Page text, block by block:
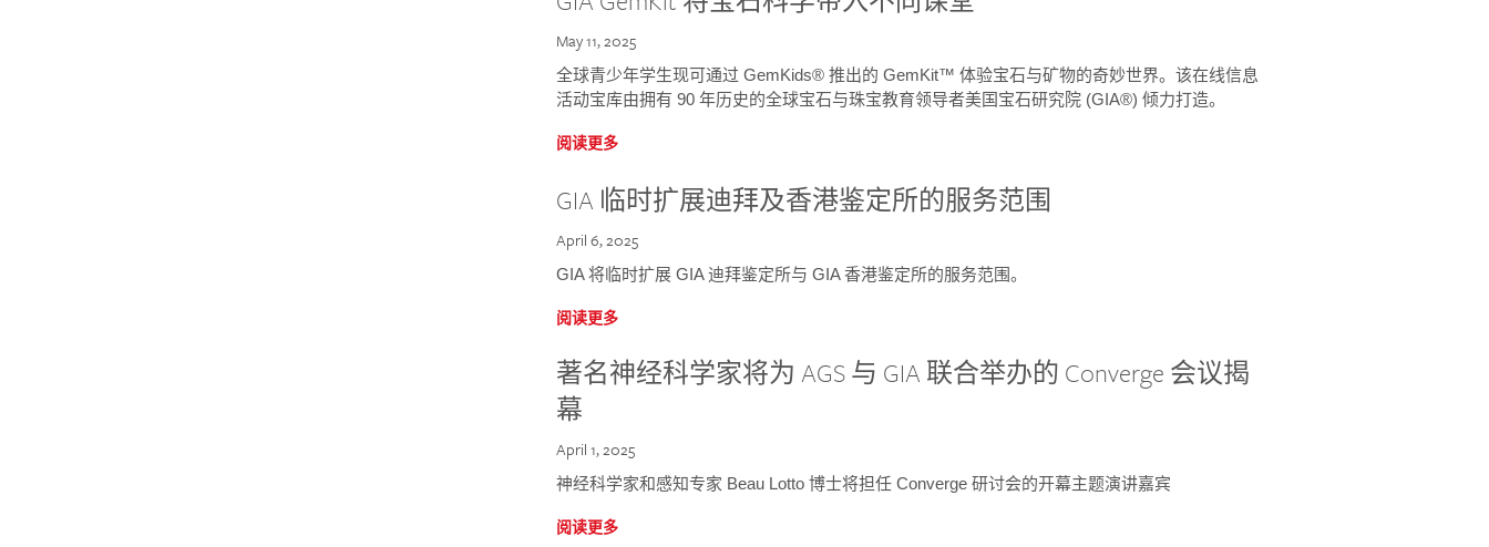
May 11, 2025
全球青少年学生现可通过 GemKids® 推出的 GemKit™ 体验宝石与矿物的奇妙世界。该在线信息
活动宝库由拥有 90 年历史的全球宝石与珠宝教育领导者美国宝石研究院 (GIA®) 倾力打造。
阅读更多
GIA 临时扩展迪拜及香港鉴定所的服务范围
April 6, 2025
GIA 将临时扩展 GIA 迪拜鉴定所与 GIA 香港鉴定所的服务范围。
阅读更多
著名神经科学家将为 AGS 与 GIA 联合举办的 Converge 会议揭
幕
April 1, 2025
神经科学家和感知专家 Beau Lotto 博士将担任 Converge 研讨会的开幕主题演讲嘉宾
阅读更多